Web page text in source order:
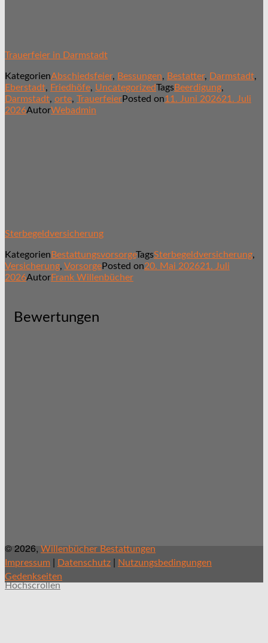
Trauerfeier in Darmstadt
KategorienAbschiedsfeier, Bessungen, Bestatter, Darmstadt,
Eberstadt, Friedhöfe, UncategorizedTagsBeerdigung,
Darmstadt, orte, TrauerfeierPosted on11. Juni 202621. Juli
2026AutorWebadmin
Sterbegeldversicherung
Kategorien BestattungsvorsorgeTagsSterbegeldversicherung,
Versicherung, VorsorgePosted on20. Mai 202621. Juli
2026AutorFrank Willenbücher
Bewertungen
© 2026, Willenbücher Bestattungen
Impressum | Datenschutz | Nutzungsbedingungen
Gedenkseiten
Hochscrollen